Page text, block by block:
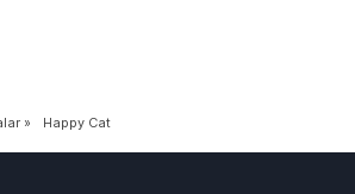
» Happy Cat